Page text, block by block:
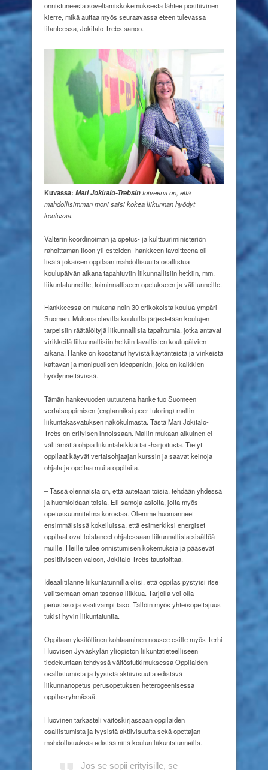
onnistuneesta soveltamiskokemuksesta lähtee positiivinen
kierre, mikä auttaa myös seuraavassa eteen tulevassa
tilanteessa, Jokitalo-Trebs sanoo.
Kuvassa: Mari Jokitalo-Trebsintoiveena on, että
mahdollisimman monisaisi kokea liikunnan hyödyt
koulussa.
Valterin koordinoiman ja opetus- ja kulttuuriministeriön
rahoittaman Iloon yli esteiden -hankkeen tavoitteena oli
lisätä jokaisen oppilaan mahdollisuutta osallistua
koulupäivän aikana tapahtuviin liikunnallisiin hetkiin, mm.
liikuntatunneille, toiminnalliseen opetukseen ja välitunneille.
Hankkeessa on mukana noin 30 erikokoista koulua ympäri
Suomen. Mukana olevilla kouluilla järjestetään koulujen
tarpeisiin räätälöityjä liikunnallisia tapahtumia, jotka antavat
virikkeitä liikunnallisiin hetkiin tavallisten koulupäivien
aikana. Hanke on koostanut hyvistä käytänteistä ja vinkeistä
kattavan ja monipuolisen ideapankin, joka on kaikkien
hyödynnettävissä.
Tämän hankevuoden uutuutena hanke tuo Suomeen
vertaisoppimisen (englanniksi peer tutoring) mallin
liikuntakasvatuksen näkökulmasta. Tästä Mari Jokitalo-
Trebs on erityisen innoissaan. Mallin mukaan aikuinen ei
välttämättä ohjaa liikuntaleikkiä tai -harjoitusta. Tietyt
oppilaat käyvät vertaisohjaajan kurssin ja saavat keinoja
ohjata ja opettaa muita oppilaita.
– Tässä olennaista on, että autetaan toisia, tehdään yhdessä
ja huomioidaan toisia. Eli samoja asioita, joita myös
opetussuunnitelma korostaa. Olemme huomanneet
ensimmäisissä kokeiluissa, että esimerkiksi energiset
oppilaat ovat loistaneet ohjatessaan liikunnallista sisältöä
muille. Heille tulee onnistumisen kokemuksia ja pääsevät
positiiviseen valoon, Jokitalo-Trebs taustoittaa.
Ideaalitilanne liikuntatunnilla olisi, että oppilas pystyisi itse
valitsemaan oman tasonsa liikkua. Tarjolla voi olla
perustaso ja vaativampi taso. Tällöin myös yhteisopettajuus
tukisi hyvin liikuntatuntia.
Oppilaan yksilöllinen kohtaaminen nousee esille myös Terhi
Huovisen Jyväskylän yliopiston liikuntatieteelliseen
tiedekuntaan tehdyssä väitöstutkimuksessa Oppilaiden
osallistumista ja fyysistä aktiivisuutta edistävä
liikunnanopetus perusopetuksen heterogeenisessa
oppilasryhmässä.
Huovinen tarkasteli väitöskirjassaan oppilaiden
osallistumista ja fyysistä aktiivisuutta sekä opettajan
mahdollisuuksia edistää niitä koulun liikuntatunneilla.
Jos se sopii erityisille, se